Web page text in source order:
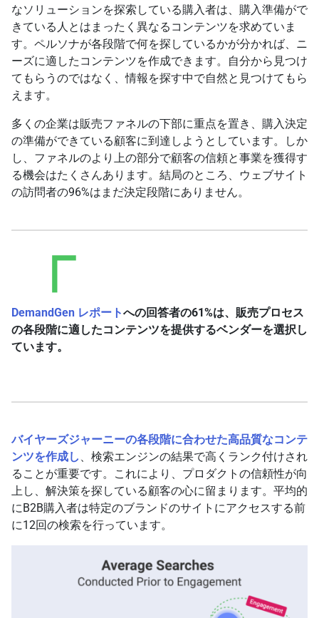
なソリューションを探索している購入者は、購入準備がで
きている人とはまったく異なるコンテンツを求めていま
す。ペルソナが各段階で何を探しているかが分かれば、ニ
ーズに適したコンテンツを作成できます。自分から見つけ
てもらうのではなく、情報を探す中で自然と見つけてもら
えます。
多くの企業は販売ファネルの下部に重点を置き、購入決定
の準備ができている顧客に到達しようとしています。しか
し、ファネルのより上の部分で顧客の信頼と事業を獲得す
る機会はたくさんあります。結局のところ、ウェブサイト
の訪問者の96%はまだ決定段階にありません。
DemandGen レポートへの回答者の61%は、販売プロセス
の各段階に適したコンテンツを提供するベンダーを選択し
ています。
バイヤーズジャーニーの各段階に合わせた高品質なコンテ
ンツを作成し 、検索エンジンの結果で高くランク付けされ
ることが重要です。これにより、プロダクトの信頼性が向
上し、解決策を探している顧客の心に留まります。平均的
にB2B購入者は特定のブランドのサイトにアクセスする前
に12回の検索を行っています。